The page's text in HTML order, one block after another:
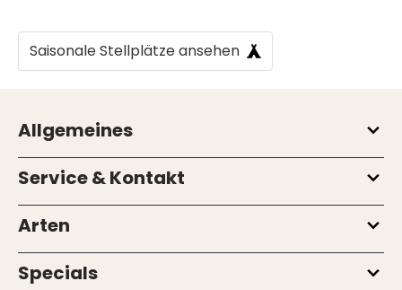
Saisonale Stellplätze ansehen
Allgemeines
Service & Kontakt
Arten
Specials